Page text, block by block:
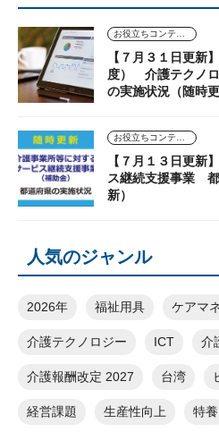
【７月３１日更新
度） 介護テクノ
の実施状況（随時更
【７月１３日更新
ス継続支援事業
新）
人気のジャンル
2026年 福祉用具 ケアマ
介護テクノロジー ICT 介
介護報酬改定 2027 台湾
経営課題 生産性向上 特養